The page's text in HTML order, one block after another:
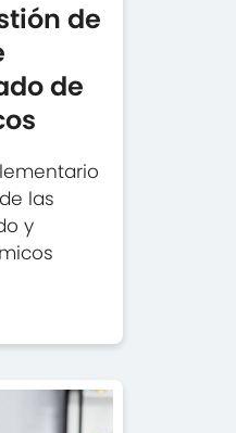
de
de
las
y